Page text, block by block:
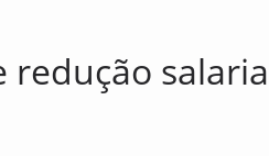
redução